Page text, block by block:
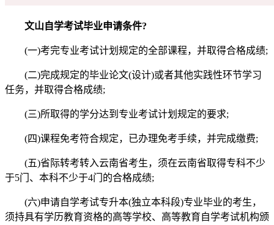
文山自学考试毕业申请条件?
(一)考完专业考试计划规定的全部课程，并取得合格成绩;
(二)完成规定的毕业论文(设计)或者其他实践性环节学习
任务，并取得合格成绩;
(三)所取得的学分达到专业考试计划规定的要求;
(四)课程免考符合规定，已办理免考手续，并完成缴费;
(五)省际转考转入云南省考生，须在云南省取得专科不少
于5门、本科不少于4门的合格成绩;
(六)申请自学考试专升本(独立本科段)专业毕业的考生，
须持具有学历教育资格的高等学校、高等教育自学考试机构颁